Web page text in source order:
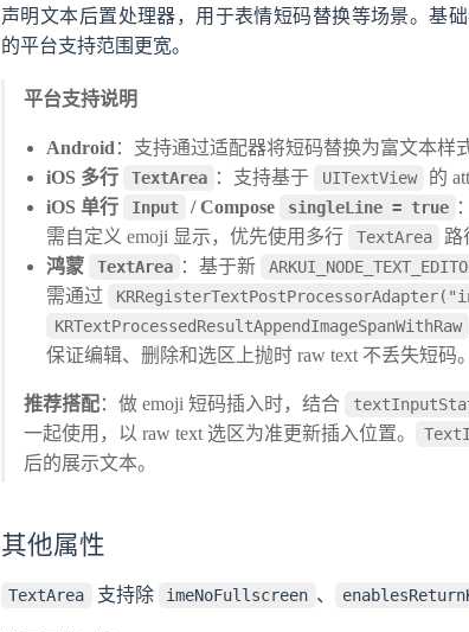
声明文本后置处理器，用于表情短码替换等场景。基
的平台支持范围更宽。
平台支持说明
Android ：支持通过适配器将短码替换为富文本样
iOS 多行
TextArea ：支持基于 UITextView
的
iOS 单行
Input / Compose singleLine = true
需自定义 emoji 显示，优先使用多行
TextArea
路
鸿蒙
TextArea ：基于新
需通过
KRTextProcessedResultAppendImageSpanWithRaw
保证编辑、删除和选区上抛时 raw text 不丢失短码。
推荐搭配：做 emoji 短码插入时，结合
一起使用，以 raw text 选区为准更新插入位置。
后的展示文本。
其他属性
TextArea 支持除 imeNoFullscreen 、